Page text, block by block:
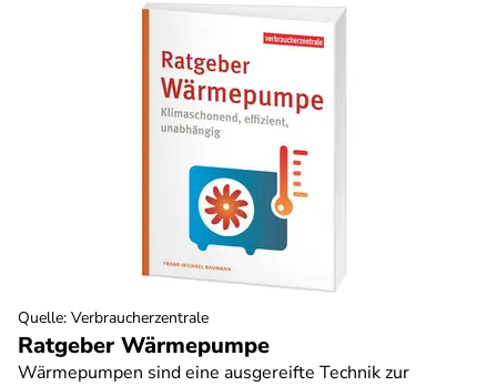
Ratgeber Wärmepumpe
Wärmepumpen sind eine ausgereifte Technik zur
Quelle: Verbraucherzentrale